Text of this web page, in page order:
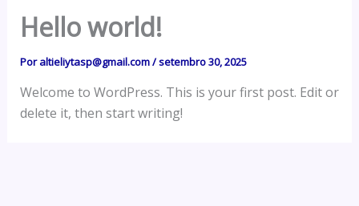
Hello world!
Poraltieliytasp@gmail.com/setembro 30, 2025
Welcome to WordPress. This is your first post. Edit or
delete it, then start writing!